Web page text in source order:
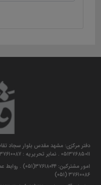
دفتر مرکزی: مشهد مقدس بلوار سجاد
۰۵۱۳۷۶۸۵۰۱۱ . نمابر تحریریه : ۳۷۶۱۰۰۸۷ - ۳۷۶۸۴۰۰۴ (۰۵۱)
۳۷۶۱۰۰۸۶ (۰۵۱)